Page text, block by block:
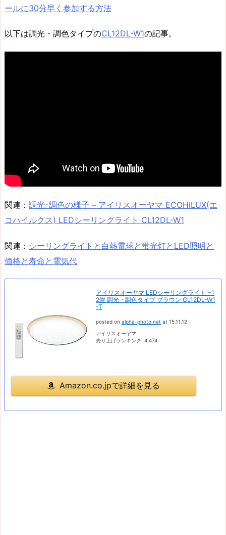
ールに30分早く参加する方法
以下は調光・調色タイプのCL12DL-W1の記事。
関連： 調光･調色の様子 – アイリスオーヤマ ECOHiLUX(エ
コハイルクス) LEDシーリングライト CL12DL-W1
関連： シーリングライトと白熱電球と蛍光灯とLED照明と
価格と寿命と電気代
アイリスオーヤマ LEDシーリングライト ~1
2畳 調光・調色タイプ ブラウン CL12DL-W1
-T
posted on alpha-photo.net at 15.11.12
アイリスオーヤマ
売り上げランキング: 4,474
Amazon.co.jpで詳細を見る